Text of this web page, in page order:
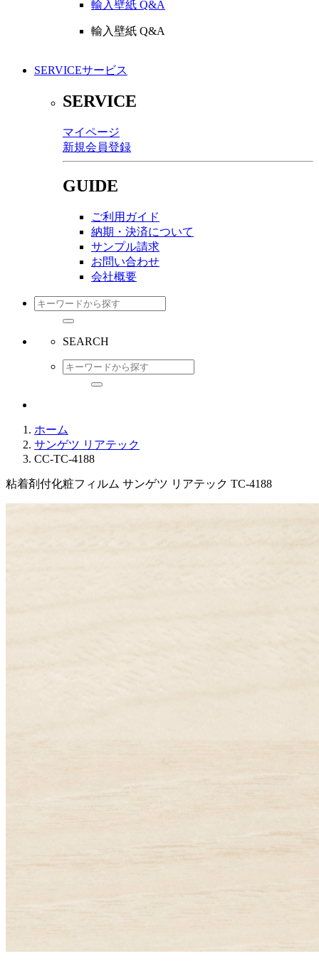
輸入壁紙 Q&A
輸入壁紙 Q&A
SERVICEサービス
SERVICE
マイページ
新規会員登録
GUIDE
ご利用ガイド
納期・決済について
サンプル請求
お問い合わせ
会社概要
SEARCH
ホーム
サンゲツ リアテック
CC-TC-4188
粘着剤付化粧フィルム サンゲツ リアテック TC-4188